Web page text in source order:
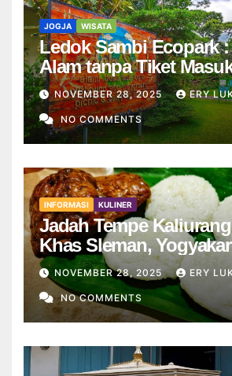
JOGJA WISATA
Ledok Sambi Ecopark
Alam tanpa Tiket
NOVEMBER 28, 2025 ERY
NO COMMENTS
INFORMASI KULINER
Jadah Tempe
Khas Sleman,
NOVEMBER 28, 2025 ERY
NO COMMENTS